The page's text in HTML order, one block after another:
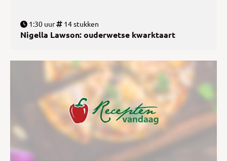
1:30 uur 14 stukken
Nigella Lawson: ouderwetse kwarktaart